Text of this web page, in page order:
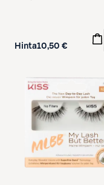
Hinta10,50 €